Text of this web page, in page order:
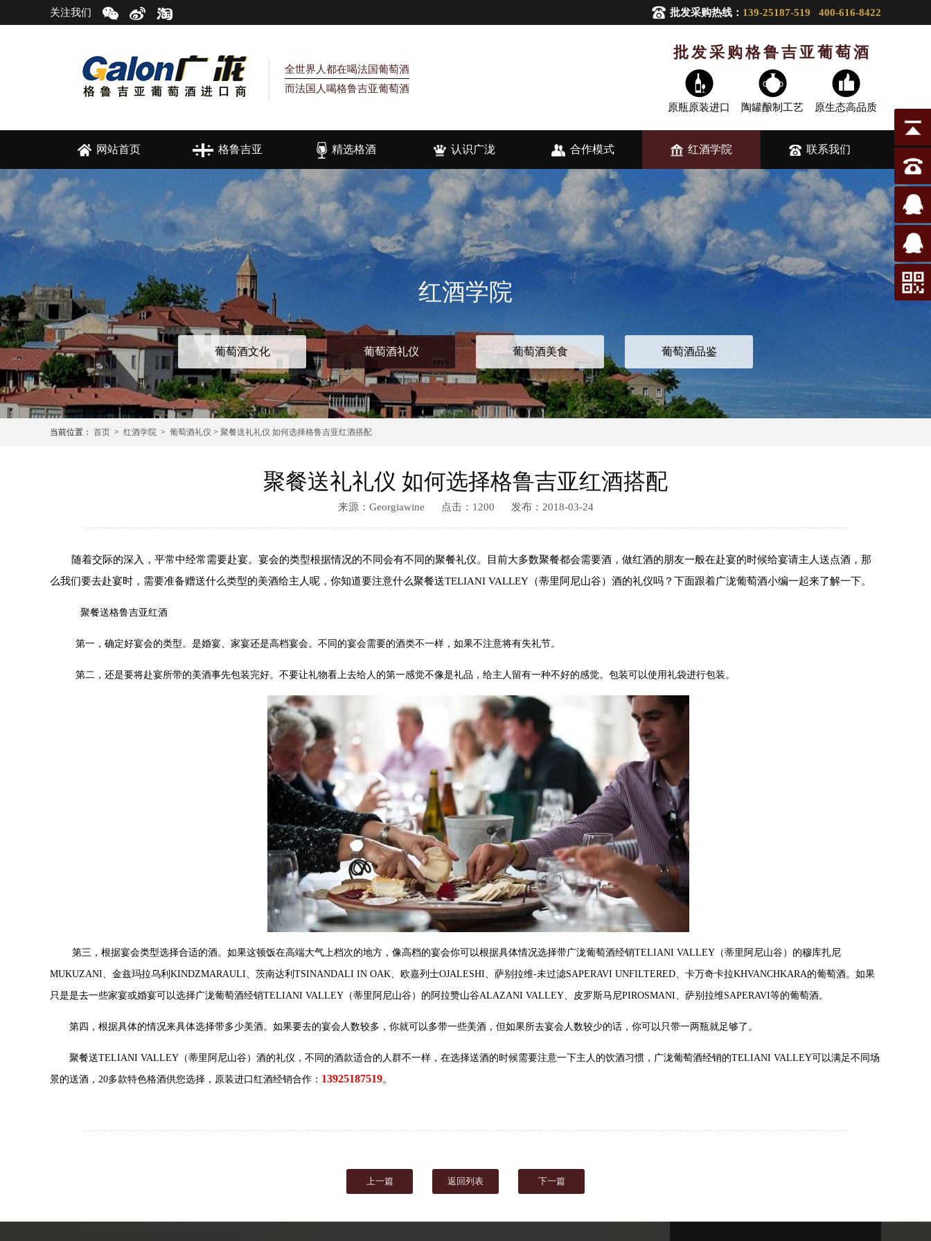
关注我们 批发采购热线： 139-25187-519 400-616-8422
全世界人都在喝法国葡萄酒
而法国人喝格鲁吉亚葡萄酒
批发采购格鲁吉亚葡萄酒
原瓶原装进口 陶罐酿制工艺 原生态高品质
网站首页 格鲁吉亚 精选格酒 认识广泷 合作模式 红酒学院 联系我们
红酒学院
葡萄酒文化 葡萄酒礼仪 葡萄酒美食 葡萄酒品鉴
当前位置： 首页 > 红酒学院 > 葡萄酒礼仪 > 聚餐送礼礼仪 如何选择格鲁吉亚红酒搭配
聚餐送礼礼仪 如何选择格鲁吉亚红酒搭配
来源：Georgiawine 点击： 1200 发布：2018-03-24
随着交际的深入，平常中经常需要赴宴。宴会的类型根据情况的不同会有不同的聚餐礼仪。目前大多数聚餐都会需要酒，做红酒的朋友一般在赴宴的时候给宴请主人送点酒，那
么我们要去赴宴时，需要准备赠送什么类型的美酒给主人呢，你知道要注意什么聚餐送TELIANI VALLEY（蒂里阿尼山谷）酒的礼仪吗？下面跟着广泷葡萄酒小编一起来了解一下。
聚餐送格鲁吉亚红酒
第一，确定好宴会的类型。是婚宴、家宴还是高档宴会。不同的宴会需要的酒类不一样，如果不注意将有失礼节。
第二，还是要将赴宴所带的美酒事先包装完好。不要让礼物看上去给人的第一感觉不像是礼品，给主人留有一种不好的感觉。包装可以使用礼袋进行包装。
第三，根据宴会类型选择合适的酒。如果这顿饭在高端大气上档次的地方，像高档的宴会你可以根据具体情况选择带广泷葡萄酒经销TELIANI VALLEY（蒂里阿尼山谷）的穆库扎尼
MUKUZANI、金兹玛拉乌利KINDZMARAULI、茨南达利TSINANDALI IN OAK、欧嘉列士OJALESHI、萨别拉维-未过滤SAPERAVI UNFILTERED、卡万奇卡拉KHVANCHKARA的葡萄酒。如果
只是是去一些家宴或婚宴可以选择广泷葡萄酒经销TELIANI VALLEY（蒂里阿尼山谷）的阿拉赞山谷ALAZANI VALLEY、皮罗斯马尼PIROSMANI、萨别拉维SAPERAVI等的葡萄酒。
第四，根据具体的情况来具体选择带多少美酒。如果要去的宴会人数较多，你就可以多带一些美酒，但如果所去宴会人数较少的话，你可以只带一两瓶就足够了。
聚餐送TELIANI VALLEY（蒂里阿尼山谷）酒的礼仪，不同的酒款适合的人群不一样，在选择送酒的时候需要注意一下主人的饮酒习惯，广泷葡萄酒经销的TELIANI VALLEY可以满足不同场
景的送酒，20多款特色格酒供您选择，原装进口红酒经销合作： 13925187519。
上一篇 返回列表 下一篇